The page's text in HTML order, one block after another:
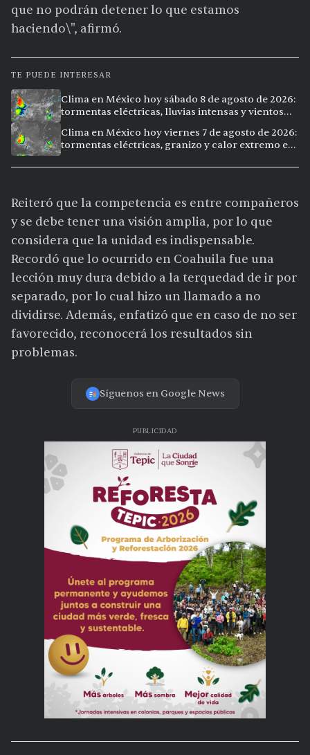
que no podrán detener lo que estamos
haciendo\", afirmó.
TE PUEDE INTERESAR
Clima en México hoy sábado 8 de agosto de 2026:
tormentas eléctricas, lluvias intensas y vientos
Clima en México hoy viernes 7 de agosto de 2026:
tormentas eléctricas, granizo y calor extremo en
Reiteró que la competencia es entre compañeros
y se debe tener una visión amplia, por lo que
considera que la unidad es indispensable.
Recordó que lo ocurrido en Coahuila fue una
lección muy dura debido a la terquedad de ir por
separado, por lo cual hizo un llamado a no
dividirse. Además, enfatizó que en caso de no ser
favorecido, reconocerá los resultados sin
problemas.
Síguenos en Google News
PUBLICIDAD